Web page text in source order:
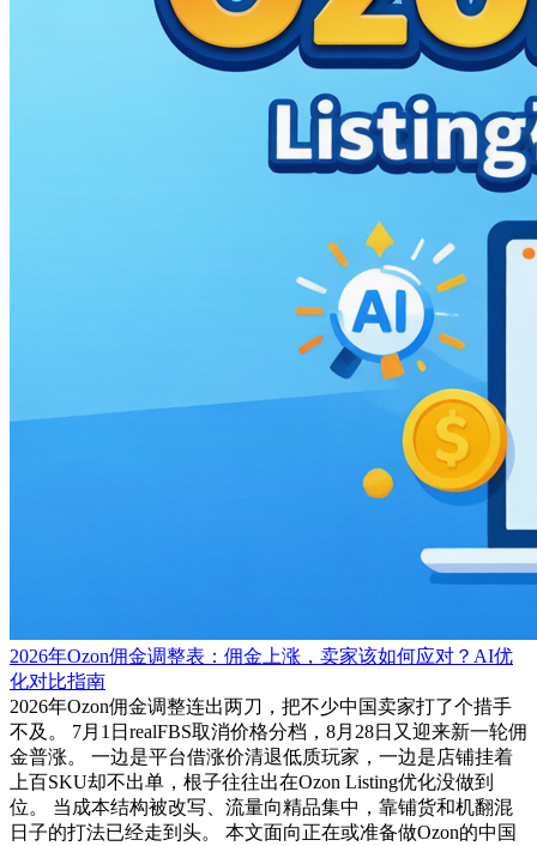
2026年Ozon佣金调整表：佣金上涨，卖家该如何应对？AI优
化对比指南
2026年Ozon佣金调整连出两刀，把不少中国卖家打了个措手
不及。 7月1日realFBS取消价格分档，8月28日又迎来新一轮佣
金普涨。 一边是平台借涨价清退低质玩家，一边是店铺挂着
上百SKU却不出单，根子往往出在Ozon Listing优化没做到
位。 当成本结构被改写、流量向精品集中，靠铺货和机翻混
日子的打法已经走到头。 本文面向正在或准备做Ozon的中国